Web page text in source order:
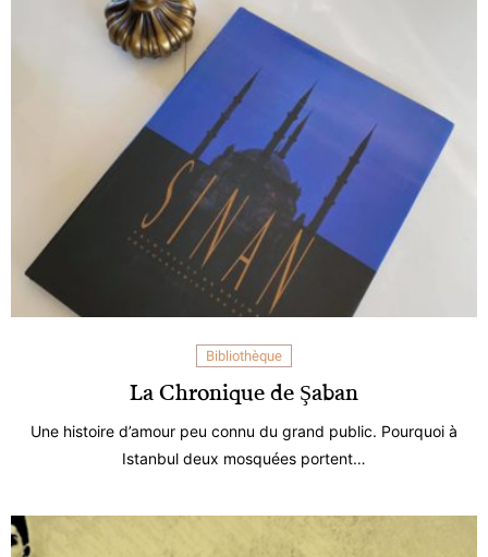
Bibliothèque
La Chronique de Şaban
Une histoire d’amour peu connu du grand public. Pourquoi à
Istanbul deux mosquées portent…